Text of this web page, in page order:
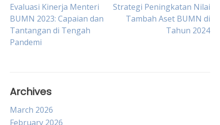
Post
navigation
Evaluasi Kinerja Menteri
BUMN 2023: Capaian dan
Tantangan di Tengah
Pandemi
Strategi Peningkatan Nilai
Tambah Aset BUMN di
Tahun 2024
Archives
March 2026
February 2026